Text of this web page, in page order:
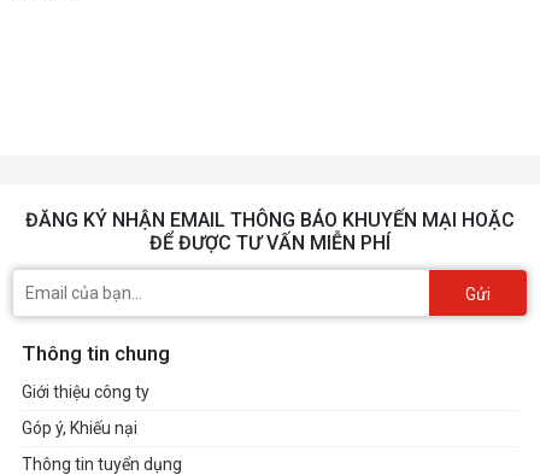
ĐĂNG KÝ NHẬN EMAIL THÔNG BÁO KHUYẾN MẠI HOẶC
ĐỂ ĐƯỢC TƯ VẤN MIỄN PHÍ
Gửi
Thông tin chung
Giới thiệu công ty
Góp ý, Khiếu nại
Thông tin tuyển dụng